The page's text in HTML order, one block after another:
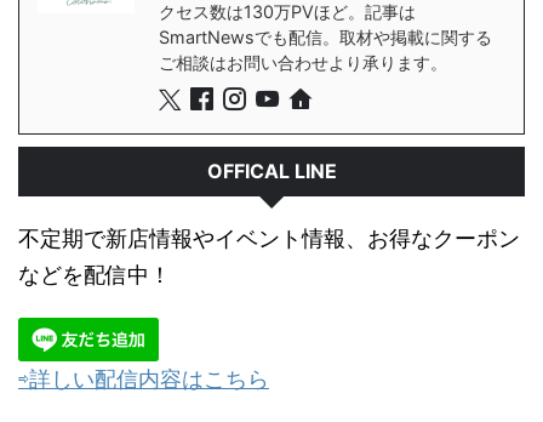
クセス数は130万PVほど。記事は
SmartNewsでも配信。取材や掲載に関する
ご相談はお問い合わせより承ります。
OFFICAL LINE
不定期で新店情報やイベント情報、お得なクーポン
などを配信中！
⇨詳しい配信内容はこちら